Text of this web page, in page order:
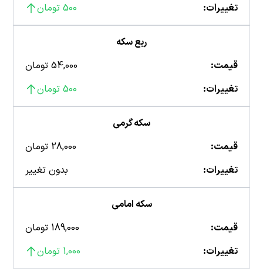
تغییرات:
500 تومان
ربع سکه
قیمت:
54,000 تومان
تغییرات:
500 تومان
سکه گرمی
قیمت:
28,000 تومان
تغییرات:
بدون تغییر
سکه امامی
قیمت:
189,000 تومان
تغییرات:
1,000 تومان